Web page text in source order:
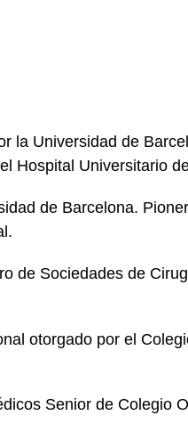
la Universidad de
Hospital Universitario
de Barcelona.
de Sociedades de
otorgado por el
Senior de Colegio